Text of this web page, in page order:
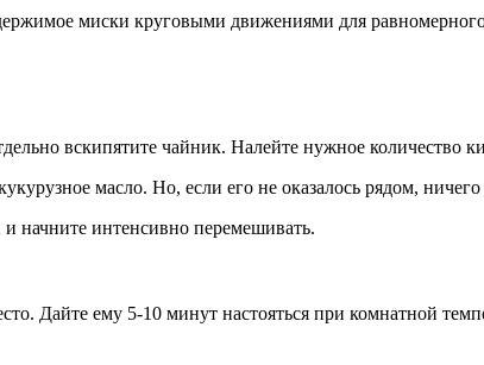
миски круговыми движениями для
вскипятите чайник. Налейте нужное количество
масло. Но, если его не оказалось рядом,
начните интенсивно перемешивать.
Дайте ему 5-10 минут настояться при комнатной